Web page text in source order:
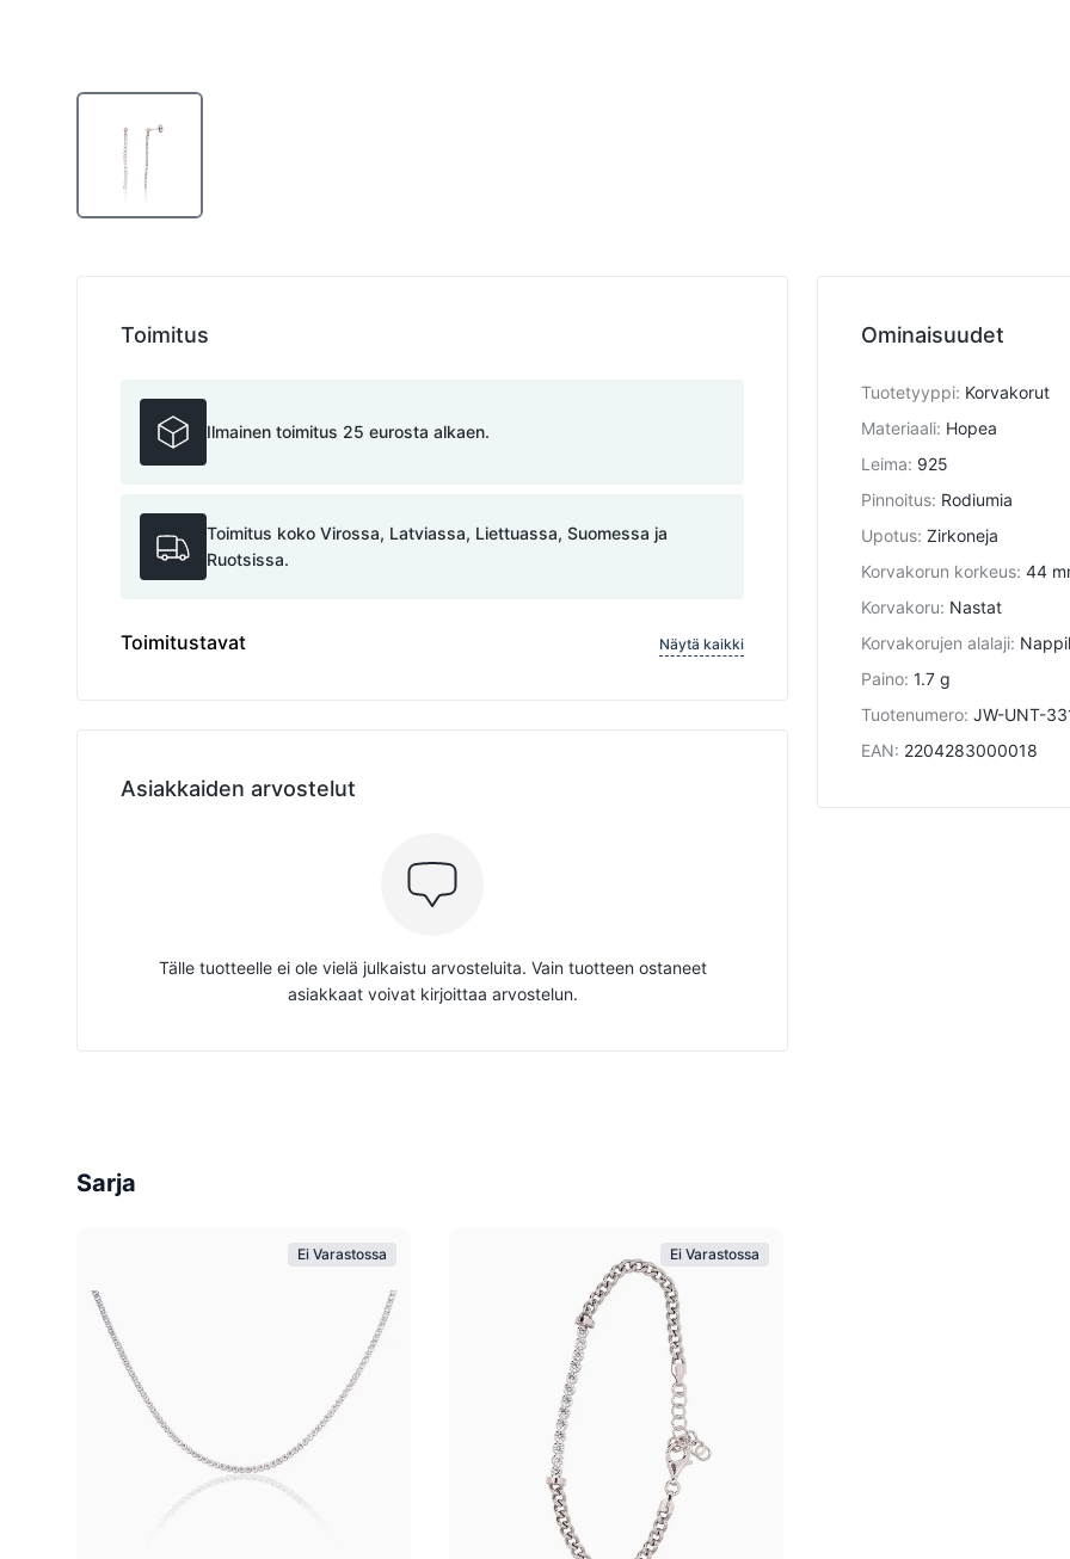
Ominaisuudet
Tuotetyyppi: Korvakorut
Materiaali: Hopea
Leima: 925
Pinnoitus: Rodiumia
Upotus: Zirkoneja
Korvakorun korkeus: 44
Korvakoru: Nastat
Korvakorujen alalaji:
Paino: 1.7 g
Tuotenumero: JW-UNT-
EAN: 2204283000018
Toimitus
Ilmainen toimitus 25 eurosta alkaen.
Toimitus koko Virossa, Latviassa, Liettuassa, Suomessa ja
Ruotsissa.
Toimitustavat Näytä kaikki
Asiakkaiden arvostelut
Tälle tuotteelle ei ole vielä julkaistu arvosteluita. Vain tuotteen ostaneet
asiakkaat voivat kirjoittaa arvostelun.
Sarja
Ei Varastossa Ei Varastossa